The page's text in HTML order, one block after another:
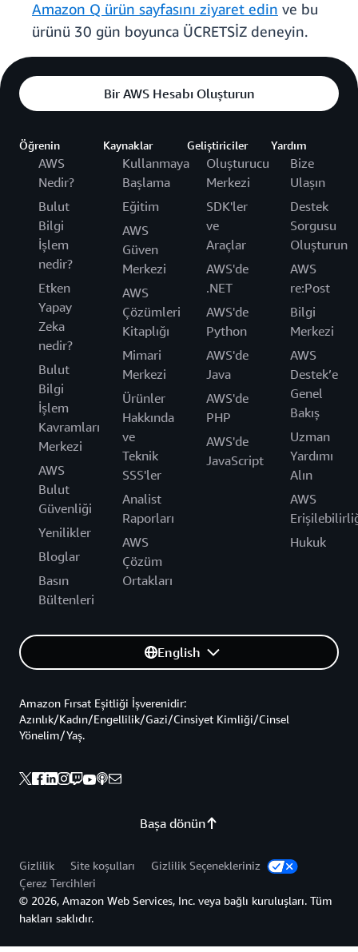
Amazon Q ürün sayfasını ziyaret edin ve bu
ürünü 30 gün boyunca ÜCRETSİZ deneyin.
Bir AWS Hesabı Oluşturun
Öğrenin
AWS
Nedir?
Bulut
Bilgi
İşlem
nedir?
Etken
Yapay
Zeka
nedir?
Bulut
Bilgi
İşlem
Kavramları
Merkezi
AWS
Bulut
Güvenliği
Yenilikler
Bloglar
Basın
Bültenleri
Kaynaklar
Kullanmaya
Başlama
Eğitim
AWS
Güven
Merkezi
AWS
Çözümleri
Kitaplığı
Mimari
Merkezi
Ürünler
Hakkında
ve
Teknik
SSS'ler
Analist
Raporları
AWS
Çözüm
Ortakları
Geliştiriciler
Oluşturucu
Merkezi
SDK'ler
ve
Araçlar
AWS'de
.NET
AWS'de
Python
AWS'de
Java
AWS'de
PHP
AWS'de
JavaScript
Yardım
Bize
Ulaşın
Destek
Sorgusu
Oluşturun
AWS
re:Post
Bilgi
Merkezi
AWS
Destek’e
Genel
Bakış
Uzman
Yardımı
Alın
AWS
Hukuk
English
Başa dönün
Amazon Fırsat Eşitliği İşverenidir:
Azınlık/Kadın/Engellilik/Gazi/Cinsiyet Kimliği/Cinsel
Yönelim/Yaş.
Gizlilik Site koşulları
Gizlilik Seçenekleriniz
Çerez Tercihleri
© 2026, Amazon Web Services, Inc. veya bağlı kuruluşları. Tüm
hakları saklıdır.